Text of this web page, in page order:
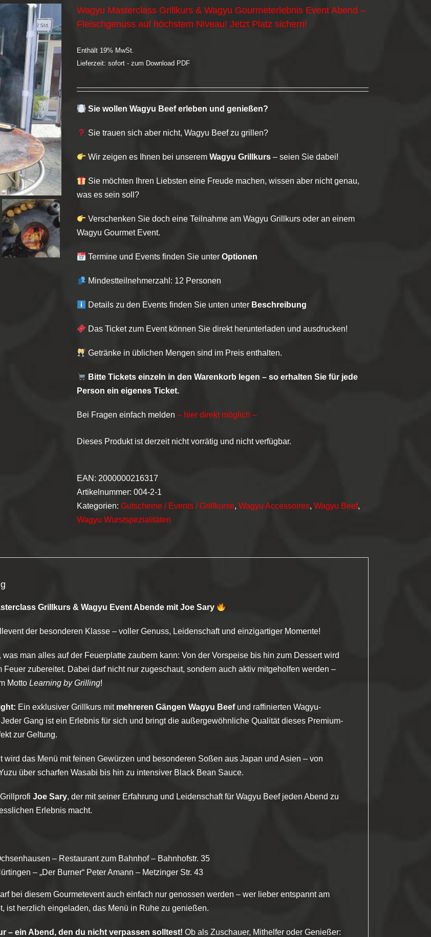
Wagyu Masterclass Grillkurs & Wagyu Gourmeterlebnis Event Abend –
Fleischgenuss auf höchstem Niveau! Jetzt Platz sichern!
Enthält 19% MwSt.
Lieferzeit: sofort - zum Download PDF
Sie wollen Wagyu Beef erleben und genießen?
Sie trauen sich aber nicht, Wagyu Beef zu grillen?
Wir zeigen es Ihnen bei unseremWagyu Grillkurs – seien Sie dabei!
Sie möchten Ihren Liebsten eine Freude machen, wissen aber nicht genau,
was es sein soll?
Verschenken Sie doch eine Teilnahme am Wagyu Grillkurs oder an einem
Wagyu Gourmet Event.
Termine und Events finden Sie unterOptionen
Mindestteilnehmerzahl: 12 Personen
Details zu den Events finden Sie unten unter Beschreibung
Das Ticket zum Event können Sie direkt herunterladen und ausdrucken!
Getränke in üblichen Mengen sind im Preis enthalten.
Bitte Tickets einzeln in den Warenkorb legen – so erhalten Sie für jede
Person ein eigenes Ticket.
Bei Fragen einfach melden – hier direkt möglich –
Dieses Produkt ist derzeit nicht vorrätig und nicht verfügbar.
EAN: 2000000216317
Artikelnummer: 004-2-1
Kategorien: Gutscheine / Events / Grillkurse, Wagyu Accessoires, Wagyu Beef,
Wagyu Wurstspezialitäten
Grillkurs & Wagyu Event Abende mit Joe Sary
der besonderen Klasse – voller Genuss, Leidenschaft und einzigartiger Momente!
was man alles auf der Feuerplatte zaubern kann: Von der Vorspeise bis hin zum Dessert wird
Feuer zubereitet. Dabei darf nicht nur zugeschaut, sondern auch aktiv mitgeholfen werden –
Motto Learning by Grilling!
Ein exklusiver Grillkurs mit mehreren Gängen Wagyu Beefund raffinierten Wagyu-
Gang ist ein Erlebnis für sich und bringt die außergewöhnliche Qualität dieses Premium-
zur Geltung.
wird das Menü mit feinen Gewürzen und besonderen Soßen aus Japan und Asien – von
über scharfen Wasabi bis hin zu intensiver Black Bean Sauce.
GrillprofiJoe Sary, der mit seiner Erfahrung und Leidenschaft für Wagyu Beef jeden Abend zu
Erlebnis macht.
– Restaurant zum Bahnhof – Bahnhofstr. 35
– „Der Burner“ Peter Amann – Metzinger Str. 43
bei diesem Gourmetevent auch einfach nur genossen werden – wer lieber entspannt am
ist herzlich eingeladen, das Menü in Ruhe zu genießen.
– ein Abend, den du nicht verpassen solltest! Ob als Zuschauer, Mithelfer oder Genießer: